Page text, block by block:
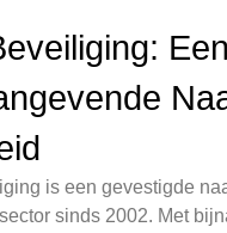
Een
is een gevestigde
sinds 2002. Met